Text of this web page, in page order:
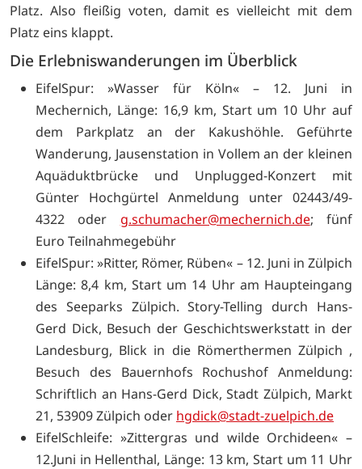
Platz. Also fleißig voten, damit es vielleicht mit dem
Platz eins klappt.
Die Erlebniswanderungen im Überblick
EifelSpur: »Wasser für Köln« – 12. Juni in
Mechernich, Länge: 16,9 km, Start um 10 Uhr auf
dem Parkplatz an der Kakushöhle. Geführte
Wanderung, Jausenstation in Vollem an der kleinen
Aquäduktbrücke und Unplugged-Konzert mit
Günter Hochgürtel Anmeldung unter 02443/49-
4322 oder g.schumacher@mechernich.de; fünf
Euro Teilnahmegebühr
EifelSpur: »Ritter, Römer, Rüben« – 12. Juni in Zülpich
Länge: 8,4 km, Start um 14 Uhr am Haupteingang
des Seeparks Zülpich. Story-Telling durch Hans-
Gerd Dick, Besuch der Geschichtswerkstatt in der
Landesburg, Blick in die Römerthermen Zülpich ,
Besuch des Bauernhofs Rochushof Anmeldung:
Schriftlich an Hans-Gerd Dick, Stadt Zülpich, Markt
21, 53909 Zülpich oder hgdick@stadt-zuelpich.de
EifelSchleife: »Zittergras und wilde Orchideen« –
12.Juni in Hellenthal, Länge: 13 km, Start um 11 Uhr